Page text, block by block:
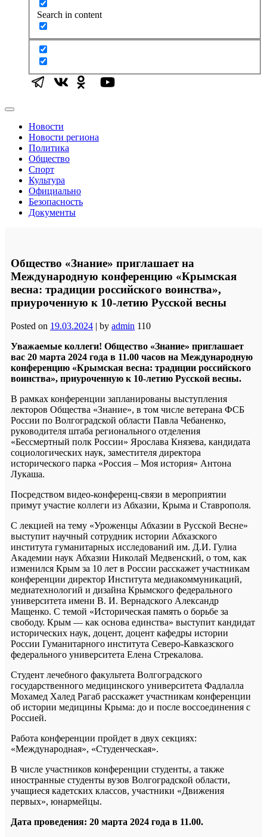
Search in content
Новости
Новости региона
Политика
Общество
Спорт
Культура
Официально
Безопасность
Документы
Общество «Знание» приглашает на
Международную конференцию «Крымская
весна: традиции российского воинства»,
приуроченную к 10-летию Русской весны
Posted on 19.03.2024 | by admin 110
Уважаемые коллеги! Общество «Знание» приглашает
вас 20 марта 2024 года в 11.00 часов на Международную
конференцию «Крымская весна: традиции российского
воинства», приуроченную к 10-летию Русской весны.
В рамках конференции запланированы выступления
лекторов Общества «Знание», в том числе ветерана ФСБ
России по Волгоградской области Павла Чебаненко,
руководителя штаба регионального отделения
«Бессмертный полк России» Ярослава Князева, кандидата
социологических наук, заместителя директора
исторического парка «Россия – Моя история» Антона
Лукаша.
Посредством видео-конференц-связи в мероприятии
примут участие коллеги из Абхазии, Крыма и Ставрополя.
С лекцией на тему «Уроженцы Абхазии в Русской Весне»
выступит научный сотрудник истории Абхазского
института гуманитарных исследований им. Д.И. Гулиа
Академии наук Абхазии Николай Медвенский, о том, как
изменился Крым за 10 лет в России расскажет участникам
конференции директор Института медиакоммуникаций,
медиатехнологий и дизайна Крымского федерального
университета имени В. И. Вернадского Александр
Мащенко. С темой «Историческая память о борьбе за
свободу. Крым — как основа единства» выступит кандидат
исторических наук, доцент, доцент кафедры истории
России Гуманитарного института Северо-Кавказского
федерального университета Елена Стрекалова.
Студент лечебного факультета Волгоградского
государственного медицинского университета Фадлалла
Мохамед Халед Рагаб расскажет участникам конференции
об истории медицины Крыма: до и после воссоединения с
Россией.
Работа конференции пройдет в двух секциях:
«Международная», «Студенческая».
В числе участников конференции студенты, а также
иностранные студенты вузов Волгоградской области,
учащиеся кадетских классов, участники «Движения
первых», юнармейцы.
Дата проведения: 20 марта 2024 года в 11.00.